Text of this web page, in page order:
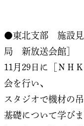
●東北支部 施設見
局 新放送会館］
11月29日に［ＮＨ
会を行い、
スタジオで機材の
基礎について学びま